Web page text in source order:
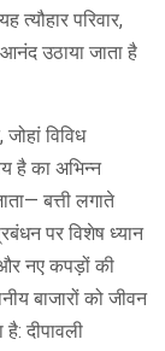
त्यौहार परिवार,
उठाया जाता है
, जोहां विविध
है का अभिन्न
बत्ती लगाते
पर विशेष ध्यान
और नए कपड़ों की
बाजारों को जीवन
दीपावली